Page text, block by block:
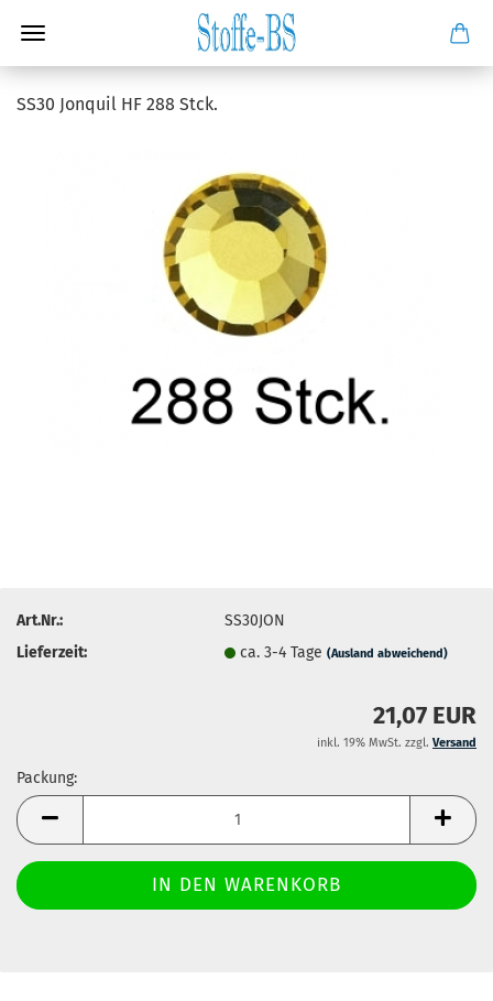
SS30 Jonquil HF 288 Stck.
Art.Nr.:
SS30JON
Lieferzeit:
ca. 3-4 Tage(Ausland abweichend)
21,07 EUR
inkl. 19% MwSt. zzgl. Versand
Packung:
Packung